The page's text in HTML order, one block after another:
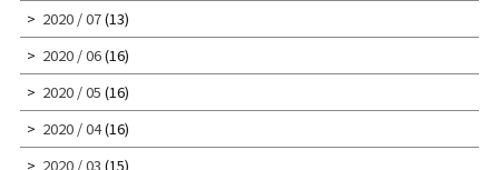
2020 / 07(13)
2020 / 06(16)
2020 / 05 (16)
2020 / 04(16)
2020 / 03 (15)